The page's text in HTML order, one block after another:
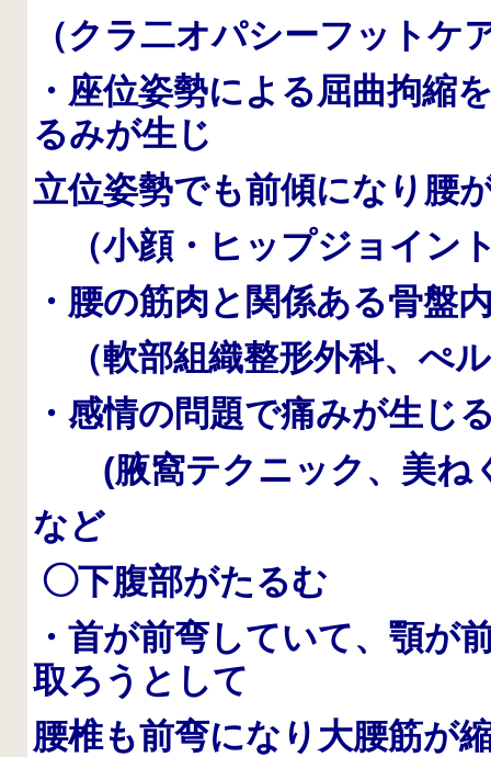
（クラ二オパシーフットケ
・座位姿勢による屈曲拘縮
るみが生じ
立位姿勢でも前傾になり腰
（小顔・ヒップジョイン
・腰の筋肉と関係ある骨盤
（軟部組織整形外科、ぺ
・感情の問題で痛みが生じ
(腋窩テクニック、美ね
など
◯下腹部がたるむ
・首が前弯していて、顎が
取ろうとして
腰椎も前弯になり大腰筋が